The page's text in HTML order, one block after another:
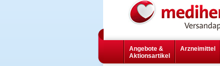
Angebote &
Aktionsartikel
Arzneimittel